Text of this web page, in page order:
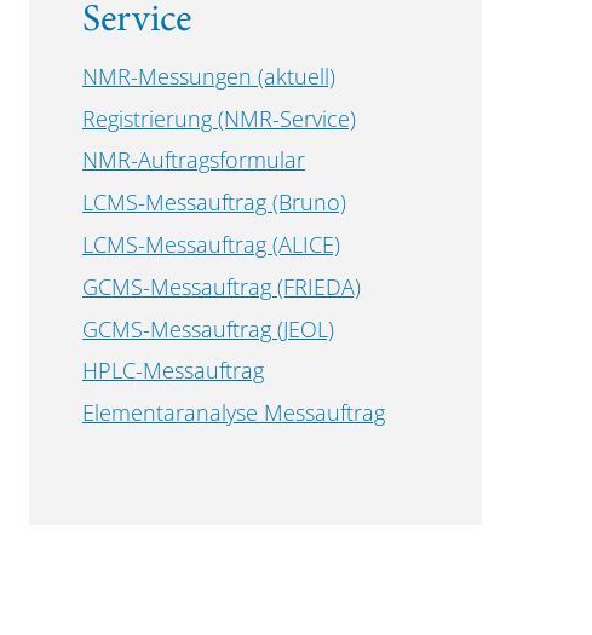
Service
NMR-Messungen (aktuell)
Registrierung (NMR-Service)
NMR-Auftragsformular
LCMS-Messauftrag (Bruno)
LCMS-Messauftrag (ALICE)
GCMS-Messauftrag (FRIEDA)
GCMS-Messauftrag (JEOL)
HPLC-Messauftrag
Elementaranalyse Messauftrag